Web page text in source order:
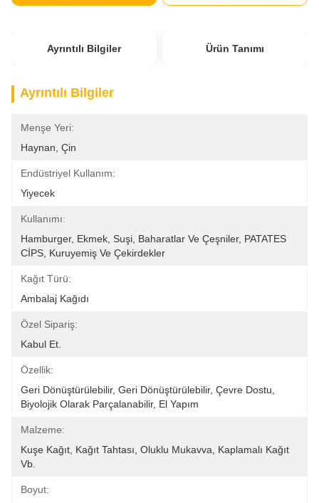
Ayrıntılı Bilgiler Ürün Tanımı
Ayrıntılı Bilgiler
Menşe Yeri:
Haynan, Çin
Endüstriyel Kullanım:
Yiyecek
Kullanımı:
Hamburger, Ekmek, Suşi, Baharatlar Ve Çeşniler, PATATES
CİPS, Kuruyemiş Ve Çekirdekler
Kağıt Türü:
Ambalaj Kağıdı
Özel Sipariş:
Kabul Et.
Özellik:
Geri Dönüştürülebilir, Geri Dönüştürülebilir, Çevre Dostu,
Biyolojik Olarak Parçalanabilir, El Yapım
Malzeme:
Kuşe Kağıt, Kağıt Tahtası, Oluklu Mukavva, Kaplamalı Kağıt
Vb.
Boyut: